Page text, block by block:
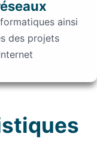
ainsi
des projets